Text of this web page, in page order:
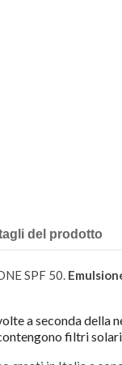
del prodotto
SPF 50.
a seconda della
filtri